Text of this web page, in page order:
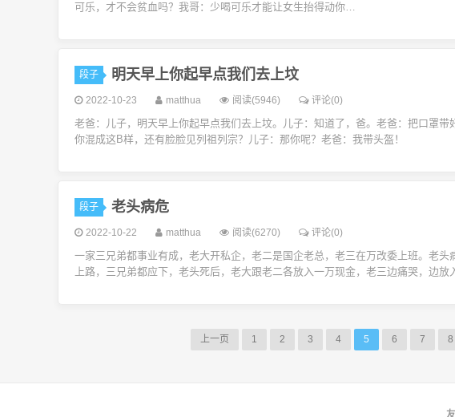
可乐，才不会贫血吗？我哥：少喝可乐才能让女生抬得动你…
段子 明天早上你起早点我们去上坟
2022-10-23 matthua 阅读(5946) 评论(0)
老爸：儿子，明天早上你起早点我们去上坟。儿子：知道了，爸。老爸：把口罩带
你混成这B样，还有脸脸见列祖列宗？儿子：那你呢？老爸：我带头盔！
段子 老头病危
2022-10-22 matthua 阅读(6270) 评论(0)
一家三兄弟都事业有成，老大开私企，老二是国企老总，老三在万改委上班。老
上路，三兄弟都应下，老头死后，老大跟老二各放入一万现金，老三边痛哭，边放
上一页 1 2 3 4 5 6 7 8